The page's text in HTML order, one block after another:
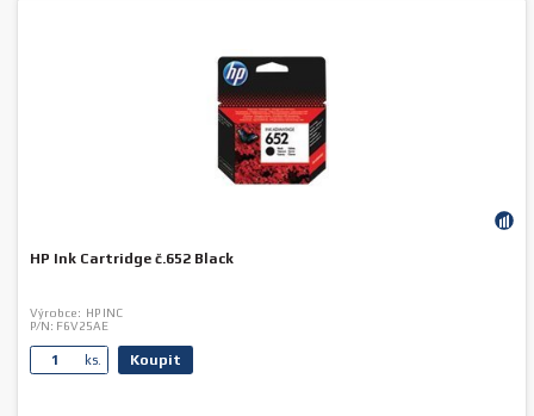
HP Ink Cartridge č.652 Black
Výrobce: HP INC
P/N: F6V25AE
ks. Koupit